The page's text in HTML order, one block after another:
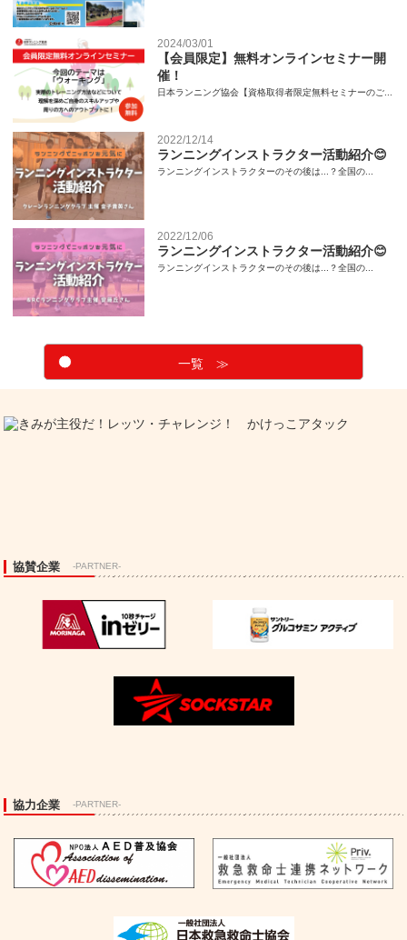
2024/03/01
【会員限定】無料オンラインセミナー開
催！
日本ランニング協会【資格取得者限定無料セミナーのご...
2022/12/14
ランニングインストラクター活動紹介😊
ランニングインストラクターのその後は...？全国の...
2022/12/06
ランニングインストラクター活動紹介😊
ランニングインストラクターのその後は...？全国の...
一覧 ≫
協賛企業 -PARTNER-
協力企業 -PARTNER-